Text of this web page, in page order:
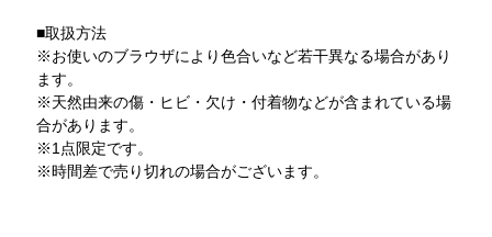
■取扱方法
※お使いのブラウザにより色合いなど若干異なる場合があり
ます。
※天然由来の傷・ヒビ・欠け・付着物などが含まれている場
合があります。
※1点限定です。
※時間差で売り切れの場合がございます。